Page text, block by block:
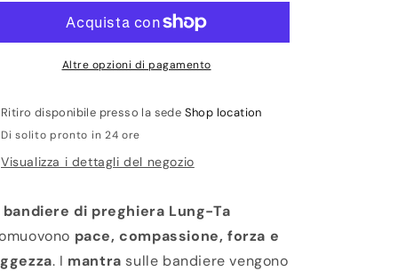
Ceramica
Heischi
Ceramica
Heischi
Aulite
Altre opzioni di pagamento
Ritiro disponibile presso la sede Shop location
Di solito pronto in 24 ore
Visualizza i dettagli del negozio
bandiere di preghiera Lung-Ta
pace, compassione, forza e
. I mantra sulle bandiere vengono